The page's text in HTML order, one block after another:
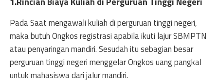
Pada Saat mengawali kuliah di perguruan tinggi negeri,
maka butuh Ongkos registrasi apabila ikuti lajur SBMPTN
atau penyaringan mandiri. Sesudah itu sebagian besar
perguruan tinggi negeri menggelar Ongkos uang pangkal
untuk mahasiswa dari jalur mandiri.